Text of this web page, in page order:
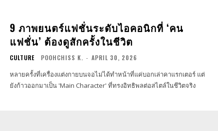
9 ภาพยนตร์แฟชั่นระดับไอคอนิกที่ ‘คน
แฟชั่น’ ต้องดูสักครั้งในชีวิต
CULTURE POOHCHISS K. - APRIL 30, 2026
หลายครั้งที่เครื่องแต่งกายบนจอไม่ได้ทำหน้าที่แค่บอกเล่าคาแรกเตอร์ แต่
ยังก้าวออกมาเป็น 'Main Character' ที่ทรงอิทธิพลต่อสไตล์ในชีวิตจริง